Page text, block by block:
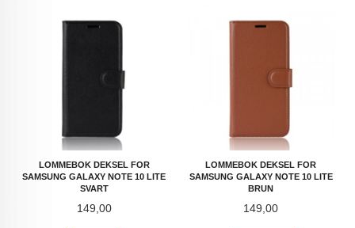
LOMMEBOK DEKSEL FOR
SAMSUNG GALAXY NOTE 10 LITE
SVART
Pris
149,00
LOMMEBOK DEKSEL FOR
SAMSUNG GALAXY NOTE 10 LITE
BRUN
Pris
149,00